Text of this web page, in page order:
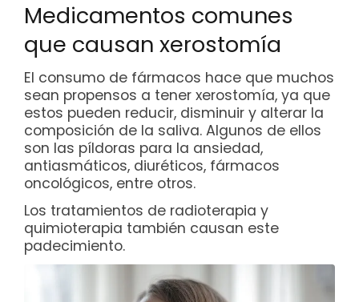
Medicamentos comunes
que causan xerostomía
El consumo de fármacos hace que muchos
sean propensos a tener xerostomía, ya que
estos pueden reducir, disminuir y alterar la
composición de la saliva. Algunos de ellos
son las píldoras para la ansiedad,
antiasmáticos, diuréticos, fármacos
oncológicos, entre otros.
Los tratamientos de radioterapia y
quimioterapia también causan este
padecimiento.